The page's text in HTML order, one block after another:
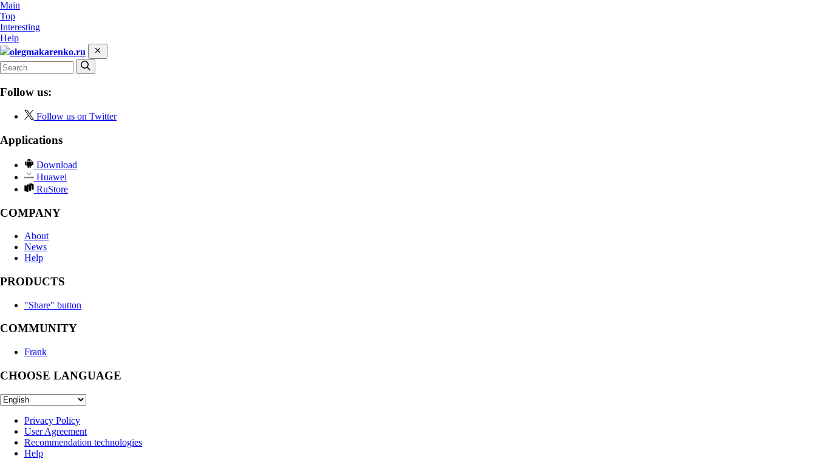
Main
Top
Interesting
Help
olegmakarenko.ru
Follow us:
Follow us on Twitter
Applications
Download
Huawei
RuStore
COMPANY
About
News
Help
PRODUCTS
"Share" button
COMMUNITY
Frank
CHOOSE LANGUAGE
Privacy Policy
User Agreement
Recommendation technologies
Help